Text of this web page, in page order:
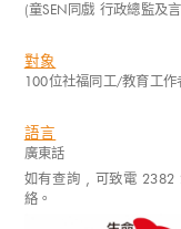
(童SEN同戲 行政總監及言
對象
100位社福同工/教育工作
語言
廣東話
如有查詢 , 可致電 2382
絡。